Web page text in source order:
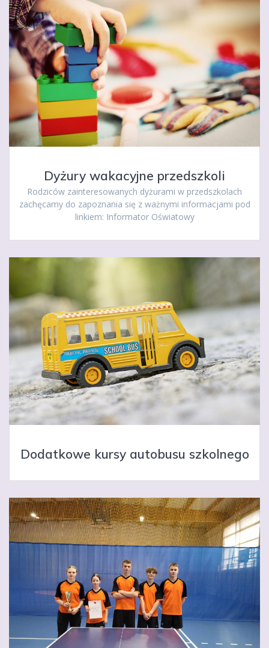
Dyżury wakacyjne przedszkoli
Rodziców zainteresowanych dyżurami w przedszkolach
zachęcamy do zapoznania się z ważnymi informacjami pod
linkiem: Informator Oświatowy
Dodatkowe kursy autobusu szkolnego